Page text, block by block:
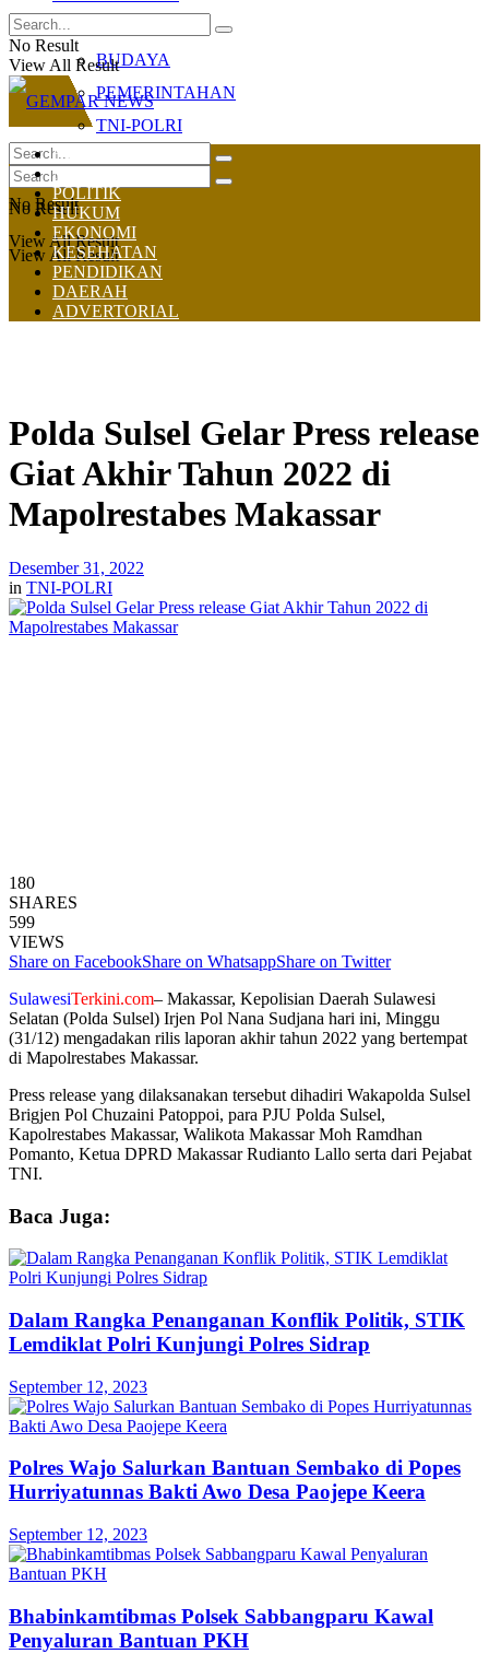
BUDAYA
PEMERINTAHAN
TNI-POLRI
No Result
View All Result
No Result
View All Result
No Result
View All Result
HOME
NASIONAL
POLITIK
HUKUM
EKONOMI
KESEHATAN
PENDIDIKAN
DAERAH
ADVERTORIAL
Polda Sulsel Gelar Press release
Giat Akhir Tahun 2022 di
Mapolrestabes Makassar
Desember 31, 2022
in TNI-POLRI
180
SHARES
599
VIEWS
Share on FacebookShare on WhatsappShare on Twitter
SulawesiTerkini.com– Makassar, Kepolisian Daerah Sulawesi
Selatan (Polda Sulsel) Irjen Pol Nana Sudjana hari ini, Minggu
(31/12) mengadakan rilis laporan akhir tahun 2022 yang bertempat
di Mapolrestabes Makassar.
Press release yang dilaksanakan tersebut dihadiri Wakapolda Sulsel
Brigjen Pol Chuzaini Patoppoi, para PJU Polda Sulsel,
Kapolrestabes Makassar, Walikota Makassar Moh Ramdhan
Pomanto, Ketua DPRD Makassar Rudianto Lallo serta dari Pejabat
TNI.
Baca Juga:
Dalam Rangka Penanganan Konflik Politik, STIK
Lemdiklat Polri Kunjungi Polres Sidrap
September 12, 2023
Polres Wajo Salurkan Bantuan Sembako di Popes
Hurriyatunnas Bakti Awo Desa Paojepe Keera
September 12, 2023
Bhabinkamtibmas Polsek Sabbangparu Kawal
Penyaluran Bantuan PKH